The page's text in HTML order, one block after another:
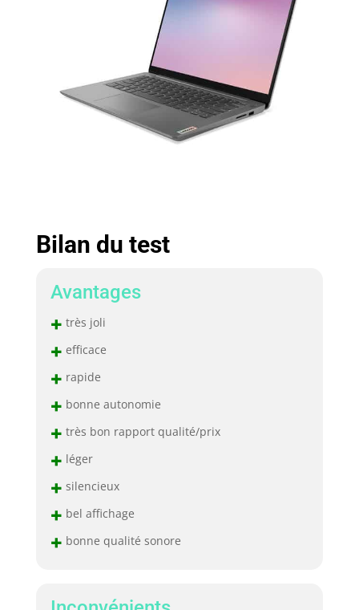
Bilan du test
Avantages
+ très joli
+ efficace
+ rapide
+ bonne autonomie
+ très bon rapport qualité/prix
+ léger
+ silencieux
+ bel affichage
+ bonne qualité sonore